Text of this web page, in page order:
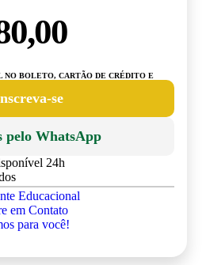
NO BOLETO, CARTÃO DE CRÉDITO E
se
pelo WhatsApp
24h
Educacional
em Contato
para você!